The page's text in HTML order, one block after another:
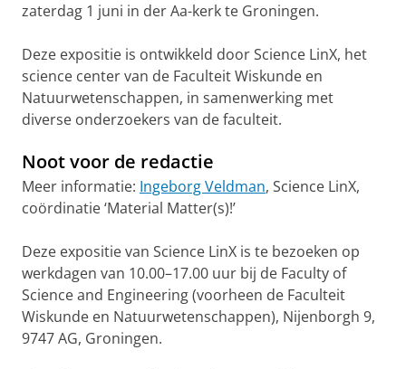
zaterdag 1 juni in der Aa-kerk te Groningen.
Deze expositie is ontwikkeld door Science LinX, het
science center van de Faculteit Wiskunde en
Natuurwetenschappen, in samenwerking met
diverse onderzoekers van de faculteit.
Noot voor de redactie
Meer informatie: Ingeborg Veldman, Science LinX,
coördinatie ‘Material Matter(s)!’
Deze expositie van Science LinX is te bezoeken op
werkdagen van 10.00–17.00 uur bij de Faculty of
Science and Engineering(voorheen de Faculteit
Wiskunde en Natuurwetenschappen), Nijenborgh 9,
9747 AG, Groningen.